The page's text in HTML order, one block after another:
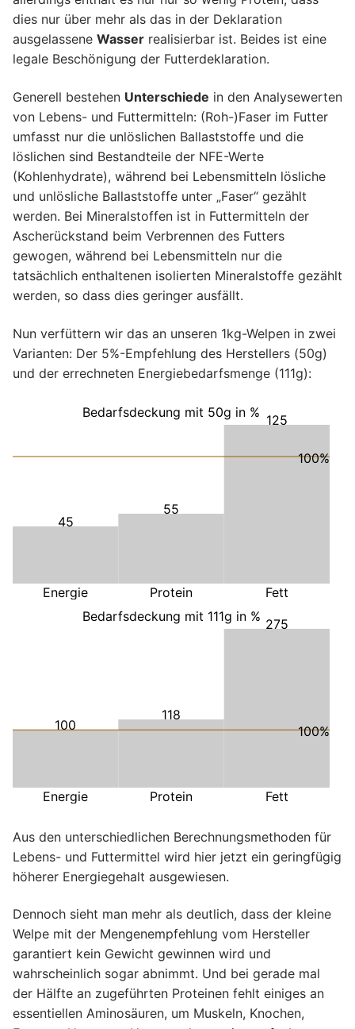
dies nur über mehr als das in der Deklaration
ausgelassene Wasser realisierbar ist. Beides ist eine
legale Beschönigung der Futterdeklaration.
Generell bestehen Unterschiede in den Analysewerten
von Lebens- und Futtermitteln: (Roh-)Faser im Futter
umfasst nur die unlöslichen Ballaststoffe und die
löslichen sind Bestandteile der NFE-Werte
(Kohlenhydrate), während bei Lebensmitteln lösliche
und unlösliche Ballaststoffe unter „Faser“ gezählt
werden. Bei Mineralstoffen ist in Futtermitteln der
Ascherückstand beim Verbrennen des Futters
gewogen, während bei Lebensmitteln nur die
tatsächlich enthaltenen isolierten Mineralstoffe gezählt
werden, so dass dies geringer ausfällt.
Nun verfüttern wir das an unseren 1kg-Welpen in zwei
Varianten: Der 5%-Empfehlung des Herstellers (50g)
und der errechneten Energiebedarfsmenge (111g):
Bedarfsdeckung mit 50g in %
45
Energie
55
Protein
125
Fett
100%
Bedarfsdeckung mit 111g in %
100
Energie
118
Protein
275
Fett
100%
Aus den unterschiedlichen Berechnungsmethoden für
Lebens- und Futtermittel wird hier jetzt ein geringfügig
höherer Energiegehalt ausgewiesen.
Dennoch sieht man mehr als deutlich, dass der kleine
Welpe mit der Mengenempfehlung vom Hersteller
garantiert kein Gewicht gewinnen wird und
wahrscheinlich sogar abnimmt. Und bei gerade mal
der Hälfte an zugeführten Proteinen fehlt einiges an
essentiellen Aminosäuren, um Muskeln, Knochen,